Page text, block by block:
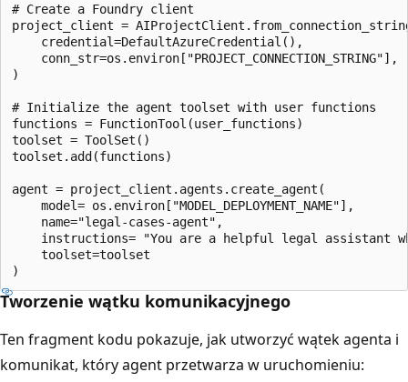
# Create a Foundry client
project_client =
    credential=DefaultAzureCredential(),
    conn_str=os.environ["PROJECT_CONNECTION_STRING"],
)
# Initialize the agent toolset with user functions
functions = FunctionTool(user_functions)
toolset = ToolSet()
toolset.add(functions)
agent = project_client.agents.create_agent(
    model= os.environ["MODEL_DEPLOYMENT_NAME"],
    name="legal-cases-agent",
instructions= "You are a helpful legal assistant
    toolset=toolset
Tworzenie wątku komunikacyjnego
Ten fragment kodu pokazuje, jak utworzyć wątek agenta i
komunikat, który agent przetwarza w uruchomieniu: